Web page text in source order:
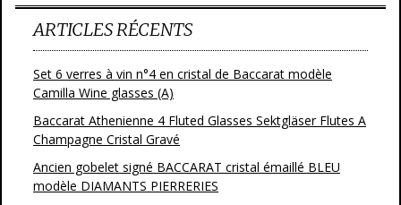
ARTICLES RÉCENTS
Set 6 verres à vin n°4 en cristal de Baccarat modèle
Camilla Wine glasses (A)
Baccarat Athenienne 4 Fluted Glasses Sektgläser Flutes A
Champagne Cristal Gravé
Ancien gobelet signé BACCARAT cristal émaillé BLEU
modèle DIAMANTS PIERRERIES